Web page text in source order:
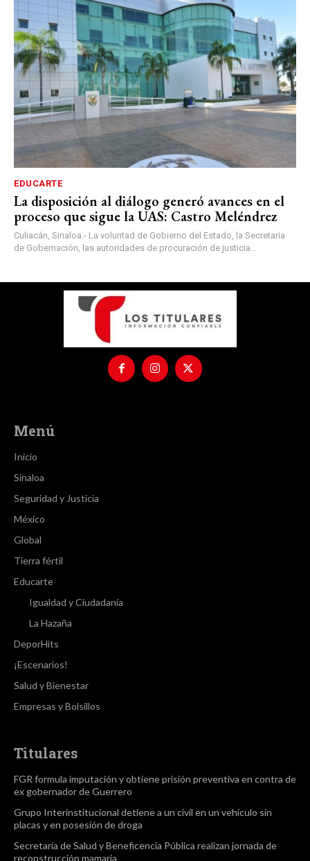
EDUCARTE
La disposición al diálogo generó avances en el
proceso que sigue la UAS: Castro Meléndrez
Culiacán, Sinaloa.- La voluntad de Gobierno del Estado, la Secretaría
de Gobernación, las autoridades de procuración de justicia...
Menú
Inicio
Sinaloa
Seguridad y Justicia
México
Global
Tierra fértil
Educarte
Igualdad y Ciudadanía
La Hazaña
DeporHits
¡Escenarios!
Salud y Bienestar
Empresas y Bolsillos
Titulares
FGR formula imputación y obtiene prisión preventiva en contra de
ex gobernador de Guerrero
Grupo Interinstitucional detiene a un civil en un vehículo sin
placas y en posesión de droga
Secretaría de Salud y Beneficencia Pública realizan jornada de
reconstrucción mamaria